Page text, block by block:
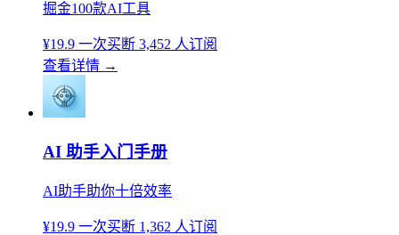
掘金100款AI工具
¥19.9 一次买断 3,452 人订阅
查看详情 →
AI 助手入门手册
AI助手助你十倍效率
¥19.9 一次买断 1,362 人订阅